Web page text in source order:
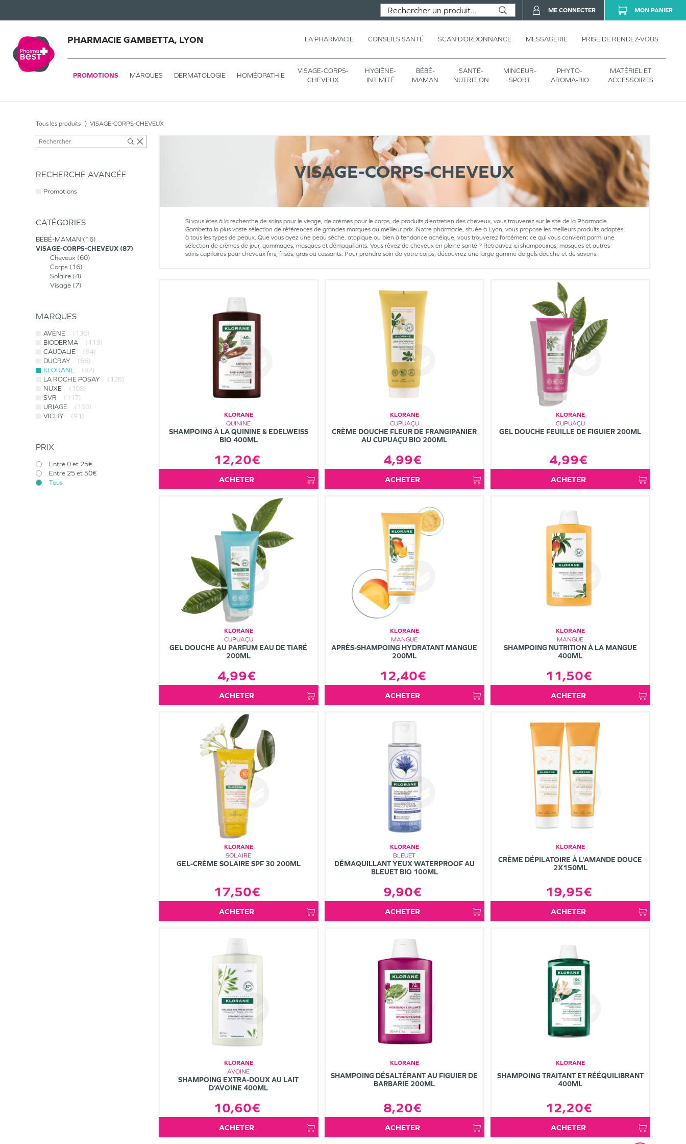
PHARMACIE GAMBETTA, LYON LA PHARMACIE CONSEILS SANTÉ SCAN D’ORDONNANCE MESSAGERIE PRISE DE RENDEZ-VOUS
PROMOTIONS MARQUES DERMATOLOGIE HOMÉOPATHIE
VISAGE-CORPS-
CHEVEUX
HYGIÈNE-
INTIMITÉ
BÉBÉ-
MAMAN
SANTÉ-
NUTRITION
MINCEUR-
SPORT
PHYTO-
AROMA-BIO
MATÉRIEL ET
ACCESSOIRES
ME CONNECTER MON PANIER
Tous les produits VISAGE-CORPS-CHEVEUX
RECHERCHE AVANCÉE
Promotions
CATÉGORIES
BÉBÉ-MAMAN
16
VISAGE-CORPS-CHEVEUX 87
Cheveux 60
Corps
16
Solaire 4
Visage 7
MARQUES
AVÈNE
(130)
BIODERMA
(113)
CAUDALIE
(64)
DUCRAY
(66)
KLORANE
(87)
LA ROCHE POSAY
(126)
NUXE
(108)
SVR
(117)
URIAGE
(100)
VICHY
(91)
PRIX
Entre 0 et 25€
Entre 25 et 50€
Tous
VISAGE-CORPS-CHEVEUX
Si vous êtes à la recherche de soins pour le visage, de crèmes pour le corps, de produits d’entretien des cheveux, vous trouverez sur le site de la Pharmacie
Gambetta la plus vaste sélection de références de grandes marques au meilleur prix. Notre pharmacie, située à Lyon, vous propose les meilleurs produits adaptés
à tous les types de peaux. Que vous ayez une peau sèche, atopique ou bien à tendance acnéique, vous trouverez forcément ce qui vous convient parmi une
sélection de crèmes de jour, gommages, masques et démaquillants. Vous rêvez de cheveux en pleine santé ? Retrouvez ici shampooings, masques et autres
soins capillaires pour cheveux fins, frisés, gras ou cassants. Pour prendre soin de votre corps, découvrez une large gamme de gels douche et de savons.
KLORANE
QUININE
SHAMPOING À LA QUININE & EDELWEISS
BIO 400ML
12,20€
ACHETER
KLORANE
CUPUAÇU
CRÈME DOUCHE FLEUR DE FRANGIPANIER
AU CUPUAÇU BIO 200ML
4,99€
ACHETER
KLORANE
CUPUAÇU
GEL DOUCHE FEUILLE DE FIGUIER 200ML
4,99€
ACHETER
KLORANE
CUPUAÇU
GEL DOUCHE AU PARFUM EAU DE TIARÉ
200ML
4,99€
ACHETER
KLORANE
MANGUE
APRÈS-SHAMPOING HYDRATANT MANGUE
200ML
12,40€
ACHETER
KLORANE
MANGUE
SHAMPOING NUTRITION À LA MANGUE
400ML
11,50€
ACHETER
KLORANE
SOLAIRE
GEL-CRÈME SOLAIRE SPF 30 200ML
17,50€
ACHETER
KLORANE
BLEUET
DÉMAQUILLANT YEUX WATERPROOF AU
BLEUET BIO 100ML
9,90€
ACHETER
KLORANE
CRÈME DÉPILATOIRE À L'AMANDE DOUCE
2X150ML
19,95€
ACHETER
KLORANE
AVOINE
SHAMPOING EXTRA-DOUX AU LAIT
D’AVOINE 400ML
10,60€
ACHETER
KLORANE
SHAMPOING DÉSALTÉRANT AU FIGUIER DE
BARBARIE 200ML
8,20€
ACHETER
KLORANE
SHAMPOING TRAITANT ET RÉÉQUILIBRANT
400ML
12,20€
ACHETER